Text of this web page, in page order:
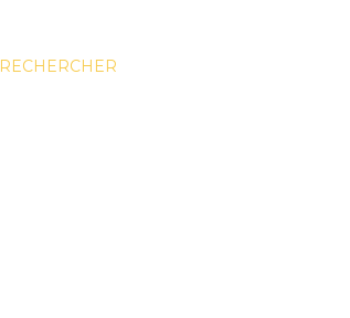
RECHERCHER